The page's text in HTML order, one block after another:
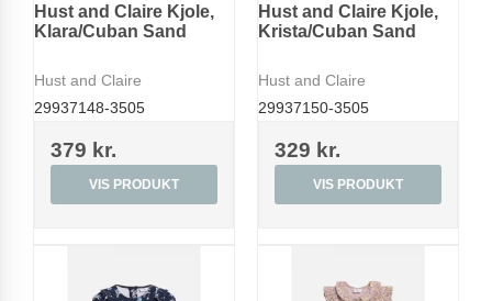
Hust and Claire Kjole,
Klara/Cuban Sand
Hust and Claire
29937148-3505
379 kr.
VIS PRODUKT
Hust and Claire Kjole,
Krista/Cuban Sand
Hust and Claire
29937150-3505
329 kr.
VIS PRODUKT